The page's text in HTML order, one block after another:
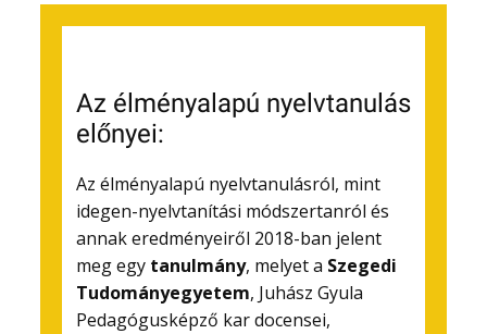
Az élményalapú nyelvtanulás
előnyei:
Az élményalapú nyelvtanulásról, mint
idegen-nyelvtanítási módszertanról és
annak eredményeiről 2018-ban jelent
meg egy tanulmány, melyet a Szegedi
Tudományegyetem, Juhász Gyula
Pedagógusképző kar docensei,